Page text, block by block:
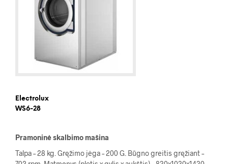
Electrolux
WS6-28
Pramoninė skalbimo mašina
Talpa – 28 kg. Gręžimo jėga – 200 G. Būgno greitis gręžiant –